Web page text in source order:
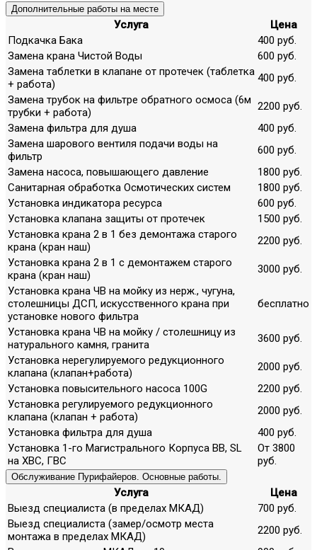
Дополнительные работы на месте
Услуга
Цена
Подкачка Бака
400 руб.
Замена крана Чистой Воды
600 руб.
Замена таблетки в клапане от протечек (таблетка
+ работа)
400 руб.
Замена трубок на фильтре обратного осмоса (6м
трубки + работа)
2200 руб.
Замена фильтра для душа
400 руб.
Замена шарового вентиля подачи воды на
фильтр
600 руб.
Замена насоса, повышающего давление
1800 руб.
Санитарная обработка Осмотических систем
1800 руб.
Установка индикатора ресурса
600 руб.
Установка клапана защиты от протечек
1500 руб.
Установка крана 2 в 1 без демонтажа старого
крана (кран наш)
2200 руб.
Установка крана 2 в 1 с демонтажем старого
крана (кран наш)
3000 руб.
Установка крана ЧВ на мойку из нерж., чугуна,
столешницы ДСП, искусственного крана при
установке нового фильтра
бесплатно
Установка крана ЧВ на мойку / столешницу из
натурального камня, гранита
3600 руб.
Установка нерегулируемого редукционного
клапана (клапан+работа)
2000 руб.
Установка повысительного насоса 100G
2200 руб.
Установка регулируемого редукционного
клапана (клапан + работа)
2000 руб.
Установка фильтра для душа
400 руб.
Установка 1-го Магистрального Корпуса ВВ, SL
на ХВС, ГВС
От 3800
руб.
Обслуживание Пурифайеров. Основные работы.
Услуга
Цена
Выезд специалиста (в пределах МКАД)
700 руб.
Выезд специалиста (замер/осмотр места
монтажа в пределах МКАД)
2200 руб.